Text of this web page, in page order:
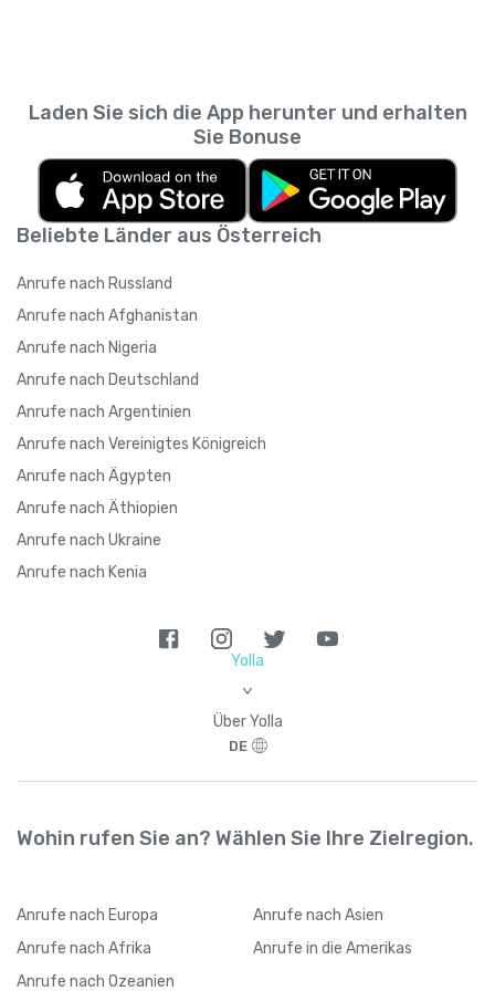
Beliebte Länder aus Österreich
Anrufe nach Russland
Anrufe nach Afghanistan
Anrufe nach Nigeria
Anrufe nach Deutschland
Anrufe nach Argentinien
Anrufe nach Vereinigtes Königreich
Anrufe nach Ägypten
Anrufe nach Äthiopien
Anrufe nach Ukraine
Anrufe nach Kenia
Laden Sie sich die App herunter und erhalten
Sie Bonuse
Yolla
>
Über Yolla
DE
Wohin rufen Sie an? Wählen Sie Ihre Zielregion.
Anrufe nach Europa Anrufe nach Asien
Anrufe nach Afrika Anrufe in die Amerikas
Anrufe nach Ozeanien